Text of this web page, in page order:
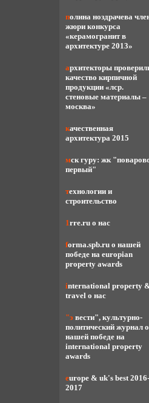
полина ноздрачева член
жюри конкурса
«керамогранит в
архитектуре 2013»
архитекторы проверили
качество кирпичной
продукции «лср.
стеновые материалы –
москва»
качественная
архитектура 2015
мск гуру: жк "поварово
первый"
технологии и
строительство
1rre.ru о нас
forma.spb.ru о нашей
победе на europian
property awards
international property &
travel о нас
"э вести", культурно-
политический журнал о
нашей победе на
international property
awards
europe & uk's best 2016-
2017